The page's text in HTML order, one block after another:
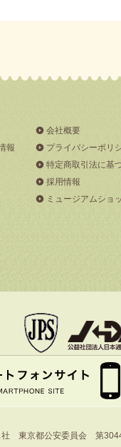
報
会社概要
プライバシーポリ
特定商取引法に基
採用情報
ミュージアムショ
社 東京都公安委員会 第